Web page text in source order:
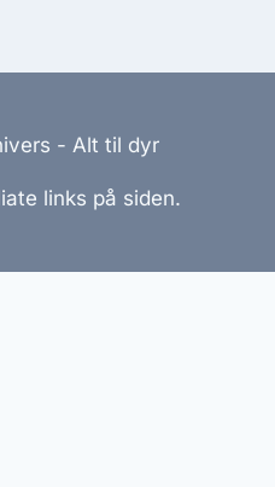
- Alt til dyr
links på siden.